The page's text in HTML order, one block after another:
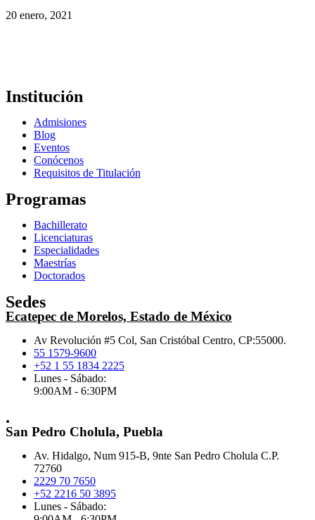
20 enero, 2021
Institución
Admisiones
Blog
Eventos
Conócenos
Requisitos de Titulación
Programas
Bachillerato
Licenciaturas
Especialidades
Maestrías
Doctorados
Sedes
Ecatepec de Morelos, Estado de México
Av Revolución #5 Col, San Cristóbal Centro, CP:55000.
55 1579-9600
+52 1 55 1834 2225
Lunes - Sábado:
9:00AM - 6:30PM
.
San Pedro Cholula, Puebla
Av. Hidalgo, Num 915-B, 9nte San Pedro Cholula C.P.
72760
2229 70 7650
+52 2216 50 3895
Lunes - Sábado: